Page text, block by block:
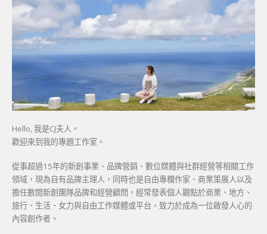
Hello, 我是CJ夫人。
歡迎來到我的專題工作室。
從事超過15年的新創事業、品牌營銷、數位媒體與社群經營等相關工作
領域，現為自有品牌主理人，同時也是自由專欄作家、商業策展人以及
擔任數間新創團隊品牌和經營顧問，經常發表個人觀點於商業、地方、
旅行、生活、女力與自由工作媒體或平台，致力於成為一位啟發人心的
內容創作者。